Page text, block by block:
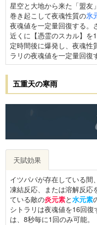
星空と大地から来た「盟友
巻き起こして夜魂性質の氷
夜魂値を一定量回復する。
近くに【憑霊のスカル】を
定時間後に爆発し、夜魂性
ラリの夜魂値を一定量回復
五重天の寒雨
天賦効果
イツパパが存在している間
凍結反応、または溶解反応
ている敵の炎元素と水元素
シトラリは夜魂値を16回
は、8秒毎に1回のみ可能。